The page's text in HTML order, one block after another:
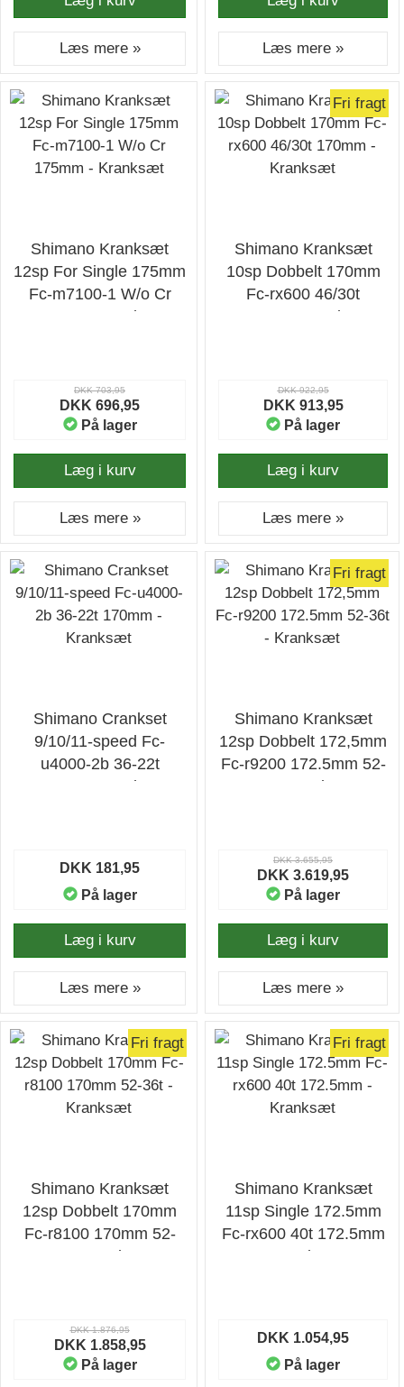
Læs mere » Læs mere »
Shimano Kranksæt
12sp For Single 175mm
Fc-m7100-1 W/o Cr
175mm - Kranksæt
DKK 703,95
DKK 696,95
På lager
Læg i kurv
Læs mere »
Fri fragt
Shimano Kranksæt
10sp Dobbelt 170mm
Fc-rx600 46/30t
170mm - Kranksæt
DKK 922,95
DKK 913,95
På lager
Læg i kurv
Læs mere »
Shimano Crankset
9/10/11-speed Fc-
u4000-2b 36-22t
170mm - Kranksæt
DKK 181,95
På lager
Læg i kurv
Læs mere »
Fri fragt
Shimano Kranksæt
12sp Dobbelt 172,5mm
Fc-r9200 172.5mm 52-
36t - Kranksæt
DKK 3.655,95
DKK 3.619,95
På lager
Læg i kurv
Læs mere »
Fri fragt
Shimano Kranksæt
12sp Dobbelt 170mm
Fc-r8100 170mm 52-
36t - Kranksæt
DKK 1.876,95
DKK 1.858,95
På lager
Fri fragt
Shimano Kranksæt
11sp Single 172.5mm
Fc-rx600 40t 172.5mm
- Kranksæt
DKK 1.054,95
På lager